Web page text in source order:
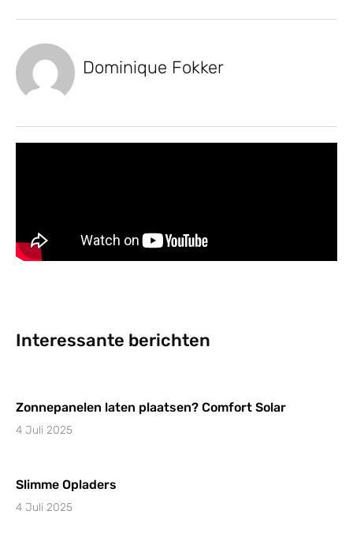
Dominique Fokker
Interessante berichten
Zonnepanelen laten plaatsen? Comfort Solar
4 Juli 2025
Slimme Opladers
4 Juli 2025